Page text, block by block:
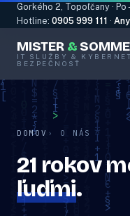
Gorkého 2, Topoľčany · Po
Hotline: 0905 999 111 ·
MISTER &
IT SLUŽBY &
BEZPEČNOSŤ
DOMOV O NÁS
21 rokov
ľuďmi.